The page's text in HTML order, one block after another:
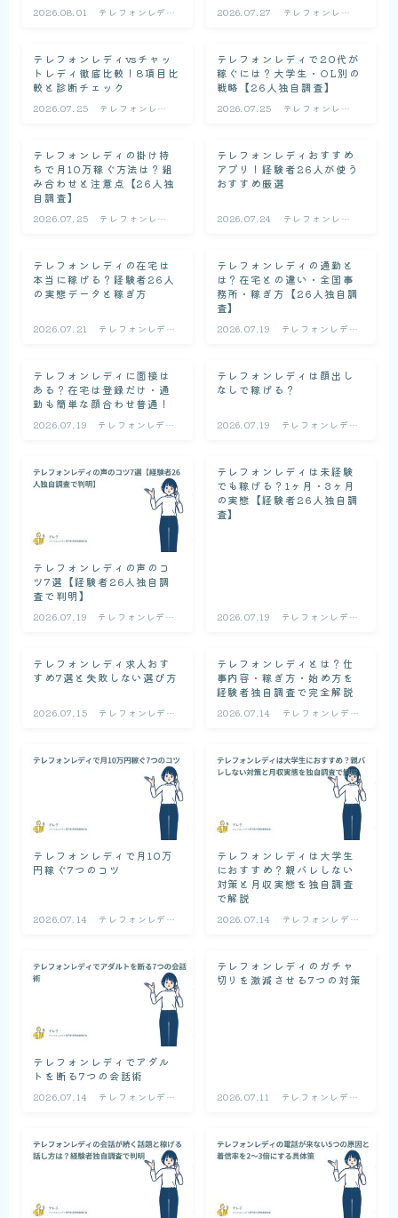
2026.08.01
テレフォンレディ
2026.07.27
テレフォンレデ
テレフォンレディvsチャッ
トレディ徹底比較！8項目比
較と診断チェック
2026.07.25
テレフォンレデ
テレフォンレディで20代が
稼ぐには？大学生・OL別の
戦略【26人独自調査】
2026.07.25
テレフォンレデ
テレフォンレディの掛け持
ちで月10万稼ぐ方法は？組
み合わせと注意点【26人独
自調査】
2026.07.25
テレフォンレデ
テレフォンレディおすすめ
アプリ！経験者26人が使う
おすすめ厳選
2026.07.24
テレフォンレデ
テレフォンレディの在宅は
本当に稼げる？経験者26人
の実態データと稼ぎ方
2026.07.21
テレフォンレディ
テレフォンレディの通勤と
は？在宅との違い・全国事
務所・稼ぎ方【26人独自調
査】
2026.07.19
テレフォンレディ
テレフォンレディに面接は
ある？在宅は登録だけ・通
勤も簡単な顔合わせ普通！
2026.07.19
テレフォンレディ
テレフォンレディは顔出し
なしで稼げる？
2026.07.19
テレフォンレディ
テレフォンレディの声のコ
ツ7選【経験者26人独自調
査で判明】
2026.07.19
テレフォンレディ
テレフォンレディは未経験
でも稼げる？1ヶ月・3ヶ月
の実態【経験者26人独自調
査】
2026.07.19
テレフォンレディ
テレフォンレディ求人おす
すめ7選と失敗しない選び方
2026.07.15
テレフォンレディ
テレフォンレディとは？仕
事内容・稼ぎ方・始め方を
経験者独自調査で完全解説
2026.07.14
テレフォンレディ
テレフォンレディで月10万
円稼ぐ7つのコツ
2026.07.14
テレフォンレディ
テレフォンレディは大学生
におすすめ？親バレしない
対策と月収実態を独自調査
で解説
2026.07.14
テレフォンレディ
テレフォンレディでアダル
トを断る7つの会話術
2026.07.14
テレフォンレディ
テレフォンレディのガチャ
切りを激減させる7つの対策
2026.07.11
テレフォンレディ